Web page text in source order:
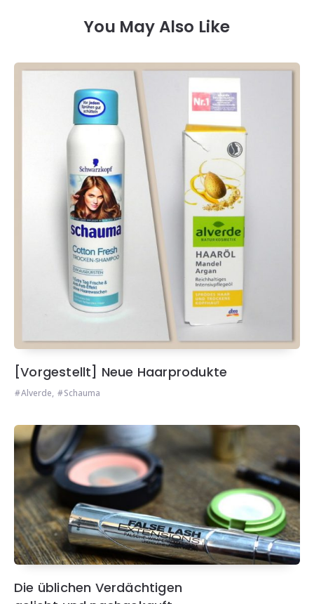
You May Also Like
[Vorgestellt] Neue Haarprodukte
Alverde, Schauma
Die üblichen Verdächtigen